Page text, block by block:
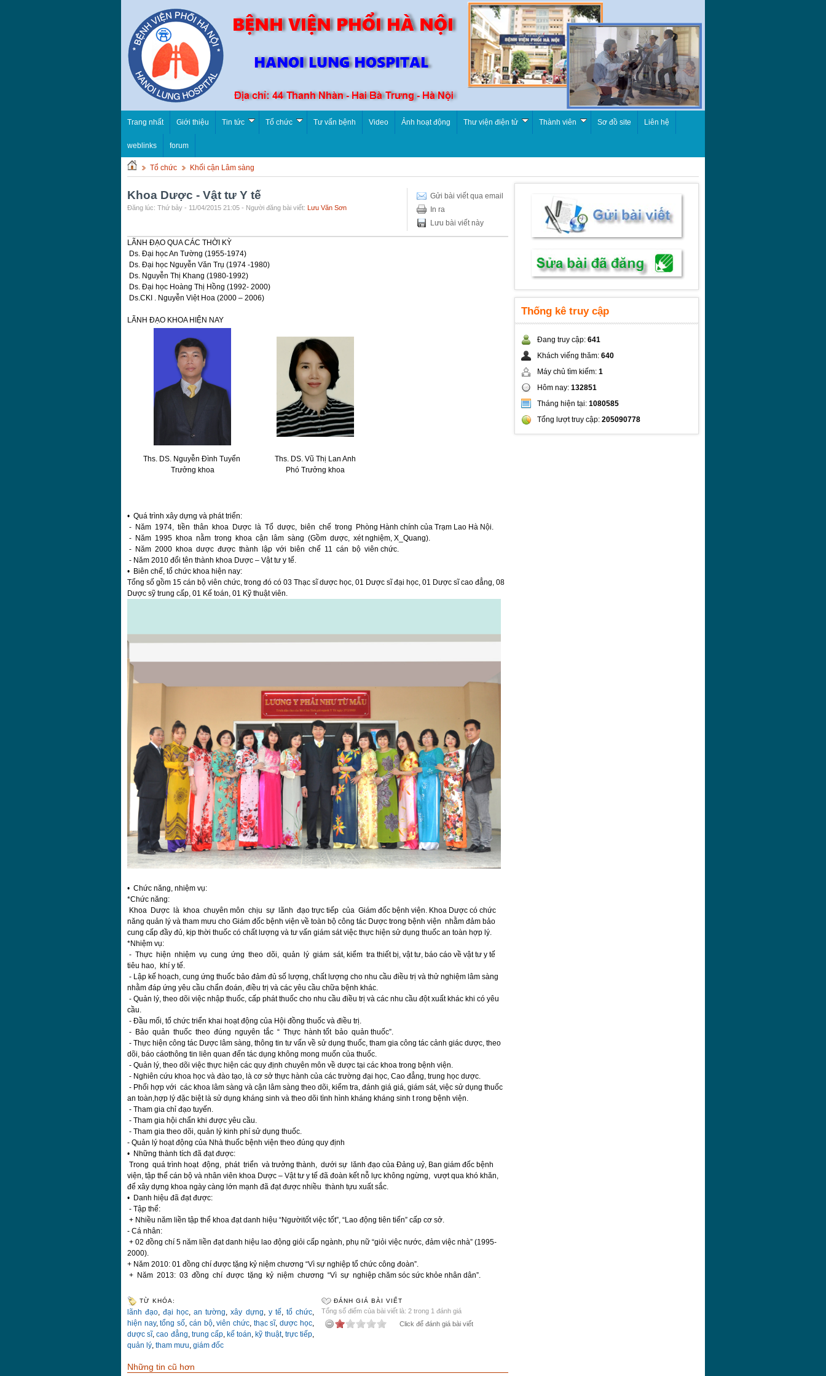
Trang nhất Giới thiệu Tin tức Tổ chức Tư vấn bệnh Video Ảnh hoạt động Thư viện điện tử Thành viên Sơ đồ site Liên hệ
weblinks forum
Tổ chức Khối cận Lâm sàng
Gửi bài viết qua email
In ra
Lưu bài viết này
Khoa Dược - Vật tư Y tế
Đăng lúc: Thứ bảy - 11/04/2015 21:05 - Người đăng bài viết: Lưu Văn Sơn
LÃNH ĐẠO QUA CÁC THỜI KỲ
Ds. Đại học An Tường (1955-1974)
Ds. Đại học Nguyễn Văn Trụ (1974 -1980)
Ds. Nguyễn Thị Khang (1980-1992)
Ds. Đại học Hoàng Thị Hồng (1992- 2000)
Ds.CKI . Nguyễn Việt Hoa (2000 – 2006)
LÃNH ĐẠO KHOA HIỆN NAY
Ths. DS. Nguyễn Đình Tuyển
Trưởng khoa
Ths. DS. Vũ Thị Lan Anh
Phó Trưởng khoa
• Quá trình xây dựng và phát triển:
- Năm 1974, tiền thân khoa Dược là Tổ dược, biên chế trong Phòng Hành chính của Trạm Lao Hà Nội.
- Năm 1995 khoa nằm trong khoa cận lâm sàng (Gồm dược, xét nghiệm, X_Quang).
- Năm 2000 khoa dược được thành lập với biên chế 11 cán bộ viên chức.
- Năm 2010 đổi tên thành khoa Dược – Vật tư y tế.
• Biên chế, tổ chức khoa hiện nay:
Tổng số gồm 15 cán bộ viên chức, trong đó có 03 Thạc sĩ dược học, 01 Dược sĩ đại học, 01 Dược sĩ cao đẳng, 08
Dược sỹ trung cấp, 01 Kế toán, 01 Kỹ thuật viên.
• Chức năng, nhiệm vụ:
*Chức năng:
Khoa Dược là khoa chuyên môn chịu sự lãnh đạo trực tiếp của Giám đốc bệnh viện. Khoa Dược có chức
năng quản lý và tham mưu cho Giám đốc bệnh viện về toàn bộ công tác Dược trong bệnh viện nhằm đảm bảo
cung cấp đầy đủ, kịp thời thuốc có chất lượng và tư vấn giám sát việc thực hiện sử dụng thuốc an toàn hợp lý.
*Nhiệm vụ:
- Thực hiện nhiệm vụ cung ứng theo dõi, quản lý giám sát, kiểm tra thiết bị, vật tư, báo cáo về vật tư y tế
tiêu hao, khí y tế.
- Lập kế hoạch, cung ứng thuốc bảo đảm đủ số lượng, chất lượng cho nhu cầu điều trị và thử nghiệm lâm sàng
nhằm đáp ứng yêu cầu chẩn đoán, điều trị và các yêu cầu chữa bệnh khác.
- Quản lý, theo dõi việc nhập thuốc, cấp phát thuốc cho nhu cầu điều trị và các nhu cầu đột xuất khác khi có yêu
cầu.
- Đầu mối, tổ chức triển khai hoạt động của Hội đồng thuốc và điều trị.
- Bảo quản thuốc theo đúng nguyên tắc “ Thực hành tốt bảo quản thuốc”.
- Thực hiện công tác Dược lâm sàng, thông tin tư vấn về sử dụng thuốc, tham gia công tác cảnh giác dược, theo
dõi, báo cáothông tin liên quan đến tác dụng không mong muốn của thuốc.
- Quản lý, theo dõi việc thực hiện các quy định chuyên môn về dược tại các khoa trong bệnh viện.
- Nghiên cứu khoa học và đào tạo, là cơ sở thực hành của các trường đại học, Cao đẳng, trung học dược.
- Phối hợp với các khoa lâm sàng và cận lâm sàng theo dõi, kiểm tra, đánh giá giá, giám sát, việc sử dụng thuốc
an toàn,hợp lý đặc biệt là sử dụng kháng sinh và theo dõi tình hình kháng kháng sinh t rong bệnh viện.
- Tham gia chỉ đạo tuyến.
- Tham gia hội chẩn khi được yêu cầu.
- Tham gia theo dõi, quản lý kinh phí sử dụng thuốc.
- Quản lý hoạt động của Nhà thuốc bệnh viện theo đúng quy định
• Những thành tích đã đạt được:
Trong quá trình hoạt động, phát triển và trưởng thành, dưới sự lănh đạo của Đảng uỷ, Ban giám đốc bệnh
viện, tập thể cán bộ và nhân viên khoa Dược – Vật tư y tế đã đoàn kết nỗ lực không ngừng, vượt qua khó khăn,
để xây dựng khoa ngày càng lớn mạnh đã đạt được nhiều thành tựu xuất sắc.
• Danh hiệu đã đạt được:
- Tập thể:
+ Nhiều năm liền tập thể khoa đạt danh hiệu “Ngườitốt việc tốt”, “Lao động tiên tiến” cấp cơ sở.
- Cá nhân:
+ 02 đồng chí 5 năm liền đạt danh hiệu lao động giỏi cấp ngành, phụ nữ “giỏi việc nước, đảm việc nhà” (1995-
2000).
+ Năm 2010: 01 đồng chí được tặng kỷ niệm chương “Vì sự nghiệp tổ chức công đoàn”.
+ Năm 2013: 03 đồng chí được tặng kỷ niệm chương “Vì sự nghiệp chăm sóc sức khỏe nhân dân”.
TỪ KHÓA:
lãnh đạo ,đại học ,an tường ,xây dựng y tế tổ chức,
hiện nay,tổng số cán bộ,viên chức thạc sĩ,dược học,
dược sĩ,cao đẳng trung cấp,kế toán ,kỹ thuật, trực tiếp,
quản lý tham mưu giám đốc
ĐÁNH GIÁ BÀI VIẾT
Tổng số điểm của bài viết là: 2 trong 1 đánh giá
Click để đánh giá bài viết
Những tin cũ hơn
Thống kê truy cập
Đang truy cập: 641
Khách viếng thăm: 640
Máy chủ tìm kiếm: 1
Hôm nay: 132851
Tháng hiện tại: 1080585
Tổng lượt truy cập: 205090778